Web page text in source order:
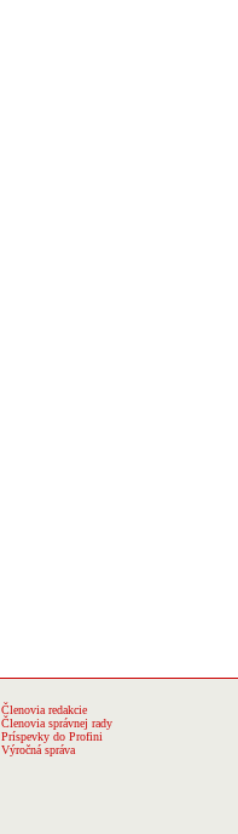
Členovia redakcie
Členovia správnej rady
Príspevky do Profini
Výročná správa